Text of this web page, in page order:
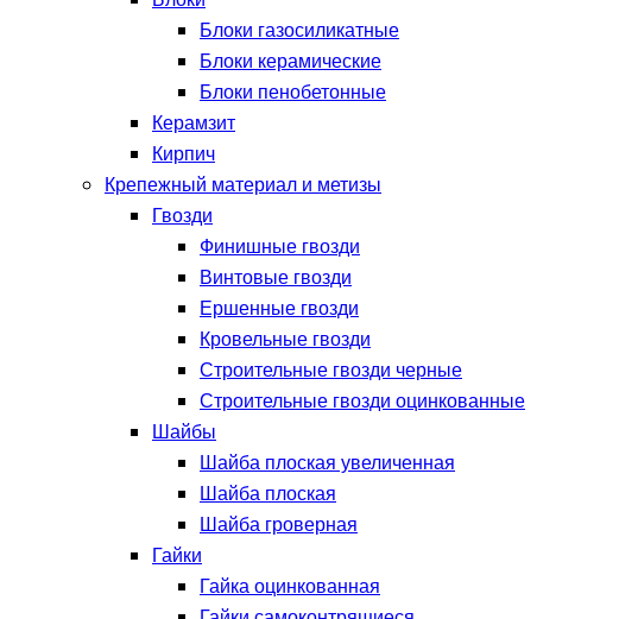
Блоки газосиликатные
Блоки керамические
Блоки пенобетонные
Керамзит
Кирпич
Крепежный материал и метизы
Гвозди
Финишные гвозди
Винтовые гвозди
Ершенные гвозди
Кровельные гвозди
Строительные гвозди черные
Строительные гвозди оцинкованные
Шайбы
Шайба плоская увеличенная
Шайба плоская
Шайба гроверная
Гайки
Гайка оцинкованная